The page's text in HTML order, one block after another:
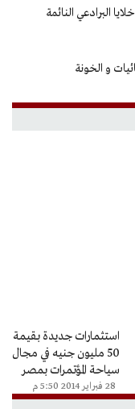
البرادعي النائمة
و الخونة
استثمارات جديدة بقيمة
50 مليون جنيه في مجال
سياحة المؤتمرات بمصر
28 فبراير 2014 5:50 م